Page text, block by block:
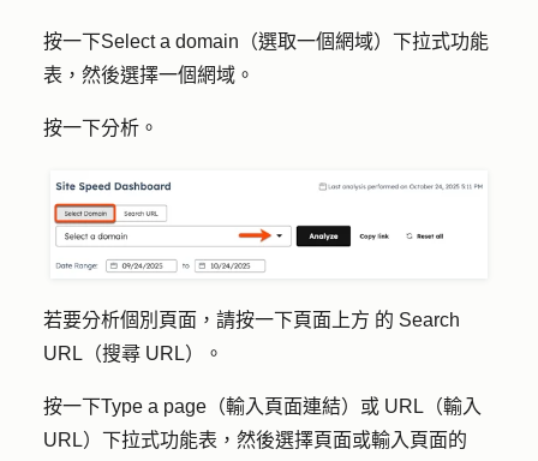
按一下Select a domain（選取一個網域）下拉式功能
表，然後選擇一個網域 。
按一下分析 。
若要分析個別頁面，請按一下頁面上方 的 Search
URL（搜尋 URL）
。
按一下Type a page（輸入頁面連結）或 URL（輸入
URL）下拉式功能表，然後選擇頁面或輸入頁面的